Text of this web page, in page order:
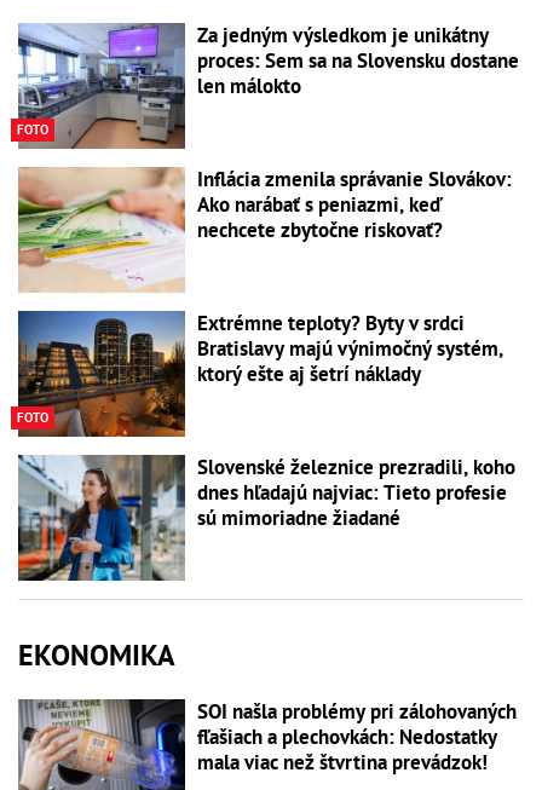
FOTO
Za jedným výsledkom je unikátny
proces: Sem sa na Slovensku dostane
len málokto
Inflácia zmenila správanie Slovákov:
Ako narábať s peniazmi, keď
nechcete zbytočne riskovať?
FOTO
Extrémne teploty? Byty v srdci
Bratislavy majú výnimočný systém,
ktorý ešte aj šetrí náklady
Slovenské železnice prezradili, koho
dnes hľadajú najviac: Tieto profesie
sú mimoriadne žiadané
EKONOMIKA
SOI našla problémy pri zálohovaných
fľašiach a plechovkách: Nedostatky
mala viac než štvrtina prevádzok!